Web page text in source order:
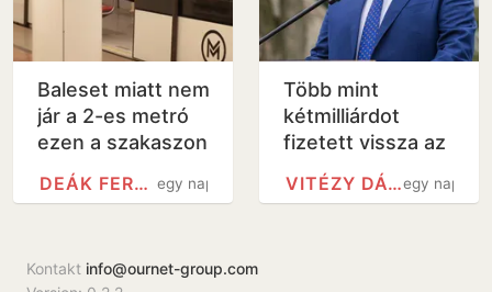
Baleset miatt nem
jár a 2-es metró
ezen a szakaszon
egy nap
DEÁK FERENC TÉR METRÓÁLLOMÁS
Több mint
kétmilliárdot
fizetett vissza az
államnak egy
Mészáros
egy nap
VITÉZY DÁVID
Kontakt info@ournet-group.com